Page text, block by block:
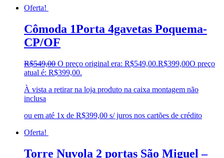
Oferta!
Cômoda 1Porta 4gavetas Poquema-
CP/OF
R$549,00 O preço original era: R$549,00.R$399,00O preço
atual é: R$399,00.
À vista a retirar na loja produto na caixa montagem não
inclusa
ou em até 1x de R$399,00 s/ juros nos cartões de crédito
Oferta!
Torre Nuvola 2 portas São Miguel –